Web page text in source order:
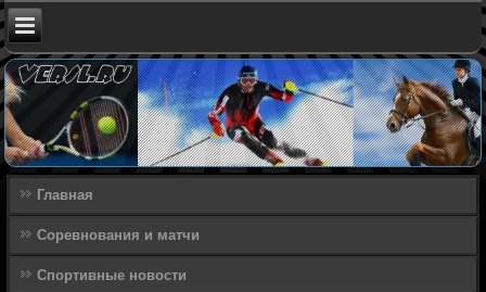
Главная
Соревнования и матчи
Спортивные новости